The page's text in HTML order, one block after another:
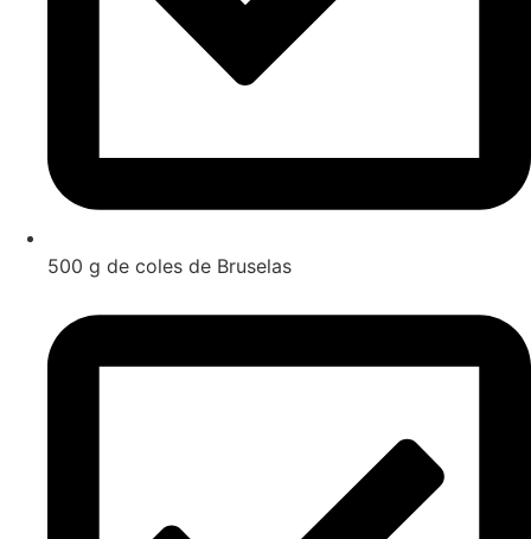
500 g de coles de Bruselas